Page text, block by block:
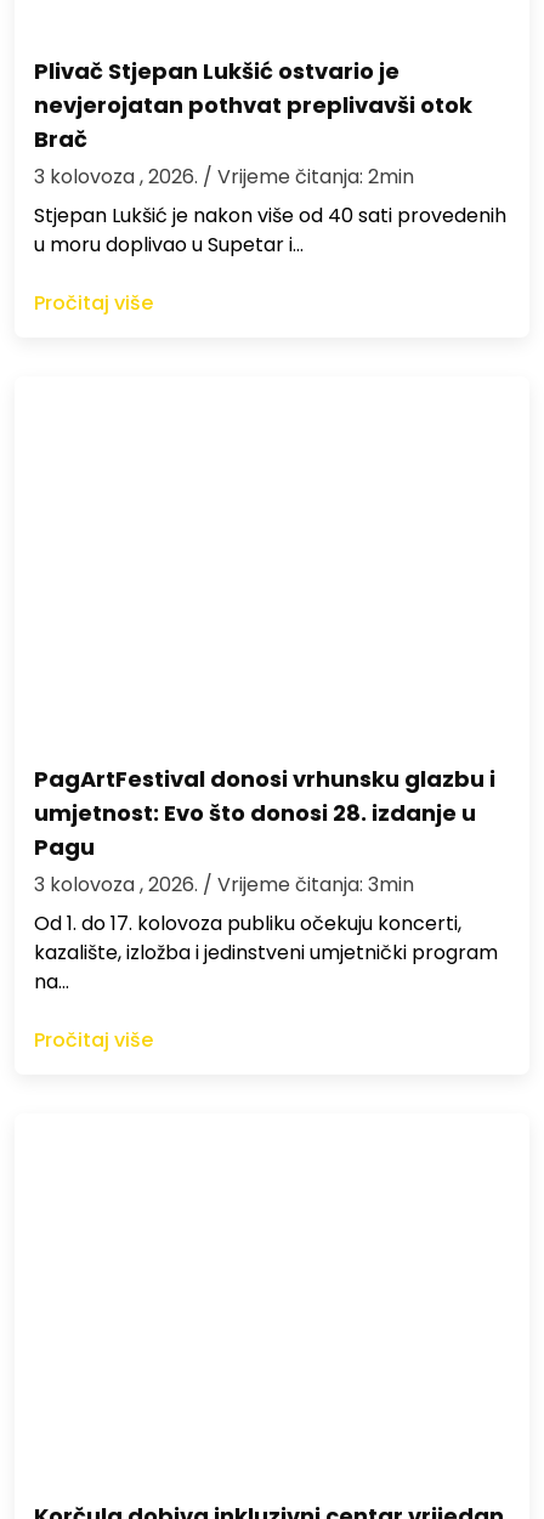
Plivač Stjepan Lukšić ostvario je
nevjerojatan pothvat preplivavši otok
Brač
3 kolovoza , 2026. / Vrijeme čitanja: 2min
St​jepan Lukšić je nakon više od 40 sati provedenih
u moru doplivao u Supetar i…
Pročitaj više
PagArtFestival donosi vrhunsku glazbu i
umjetnost: Evo što donosi 28. izdanje u
Pagu
3 kolovoza , 2026. / Vrijeme čitanja: 3min
Od 1. do 17. kolovoza publiku očekuju koncerti,
kazalište, izložba i jedinstveni umjetnički program
na…
Pročitaj više